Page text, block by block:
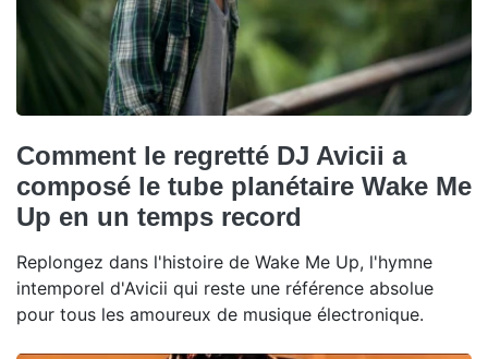
Comment le regretté DJ Avicii a
composé le tube planétaire Wake Me
Up en un temps record
Replongez dans l'histoire de Wake Me Up, l'hymne
intemporel d'Avicii qui reste une référence absolue
pour tous les amoureux de musique électronique.